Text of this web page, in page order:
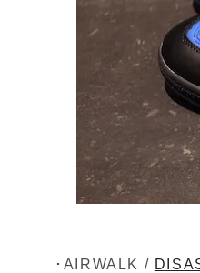
･AIRWALK /